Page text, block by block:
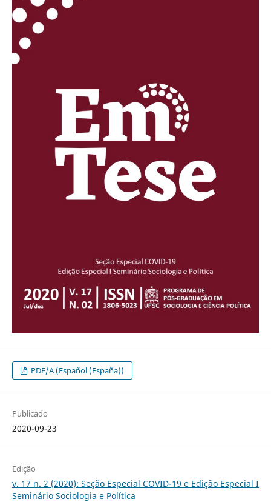
PDF/A (Español (España))
Publicado
2020-09-23
Edição
v. 17 n. 2 (2020): Seção Especial COVID-19 e Edição Especial I
Seminário Sociologia e Política